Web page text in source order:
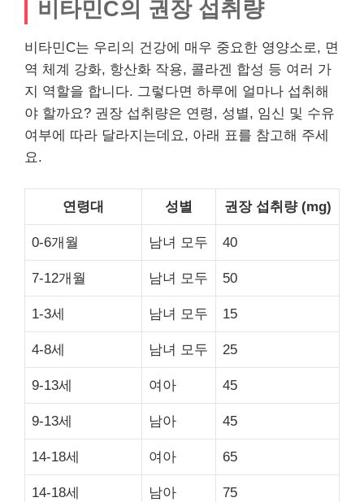
비타민C의 권장 섭취량
비타민C는 우리의 건강에 매우 중요한 영양소로, 면
역 체계 강화, 항산화 작용, 콜라겐 합성 등 여러 가
지 역할을 합니다. 그렇다면 하루에 얼마나 섭취해
야 할까요? 권장 섭취량은 연령, 성별, 임신 및 수유
여부에 따라 달라지는데요, 아래 표를 참고해 주세
요.
연령대 성별 권장 섭취량 (mg)
0-6개월 남녀 모두 40
7-12개월 남녀 모두 50
1-3세 남녀 모두 15
4-8세 남녀 모두 25
9-13세 여아 45
9-13세 남아 45
14-18세 여아 65
14-18세 남아 75